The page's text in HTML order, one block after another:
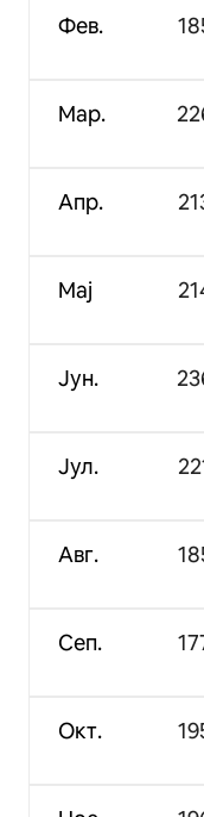
Фев.
Мар.
Апр.
Мај
Јун.
Јул.
Авг.
Сеп.
Окт.